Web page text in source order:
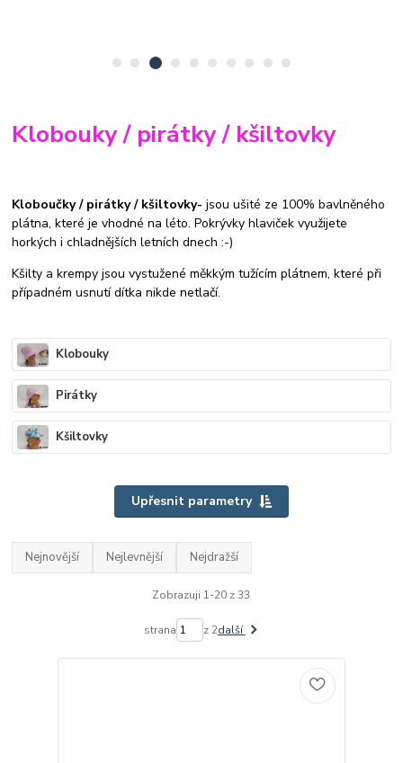
Klobouky / pirátky / kšiltovky
Kloboučky / pirátky / kšiltovky- jsou ušité ze 100% bavlněného
plátna, které je vhodné na léto. Pokrývky hlaviček využijete
horkých i chladnějších letních dnech :-)
Kšilty a krempy jsou vystužené měkkým tužícím plátnem, které při
případném usnutí dítka nikde netlačí.
Klobouky
Pirátky
Kšiltovky
Upřesnit parametry
Nejnovější Nejlevnější Nejdražší
Zobrazuji 1-20 z 33
strana z 2další